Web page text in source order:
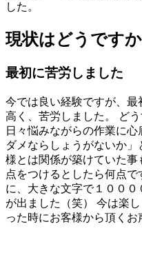
した。
現状はどうですか
最初に苦労しました
今では良い経験ですが、
高く、苦労しました。 ど
日々悩みながらの作業に
ダメならしょうがないか
様とは関係が築けていた
点をつけるとしたら何点
に、大きな文字で１００
が出ました（笑） 今は楽
った時にお客様から頂くお